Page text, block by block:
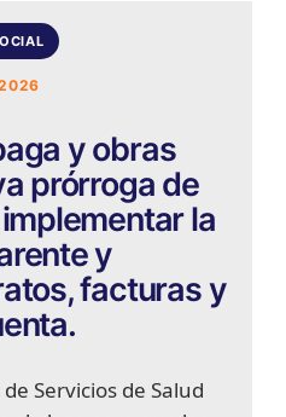
y obras
prórroga de
la
y
facturas y
Servicios de Salud